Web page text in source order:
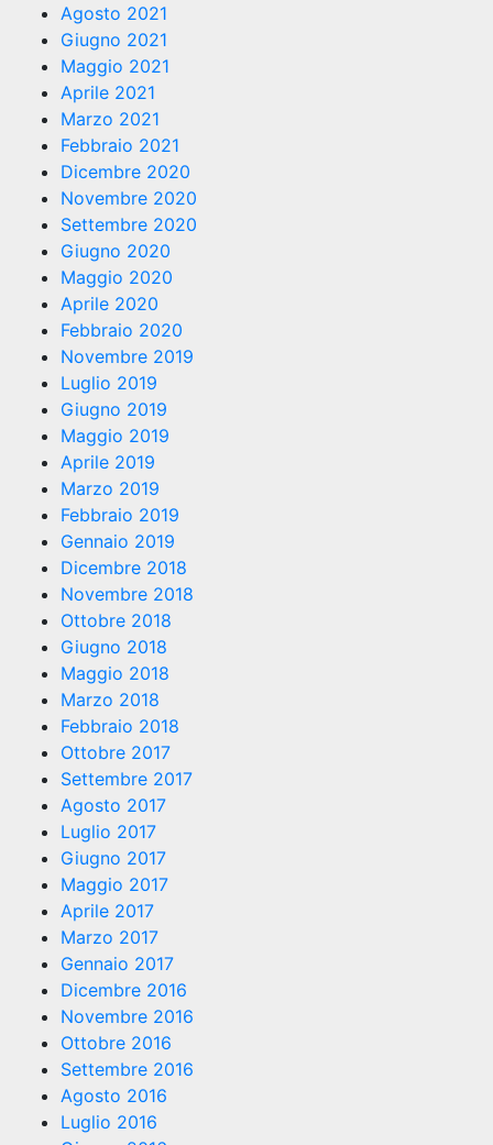
Agosto 2021
Giugno 2021
Maggio 2021
Aprile 2021
Marzo 2021
Febbraio 2021
Dicembre 2020
Novembre 2020
Settembre 2020
Giugno 2020
Maggio 2020
Aprile 2020
Febbraio 2020
Novembre 2019
Luglio 2019
Giugno 2019
Maggio 2019
Aprile 2019
Marzo 2019
Febbraio 2019
Gennaio 2019
Dicembre 2018
Novembre 2018
Ottobre 2018
Giugno 2018
Maggio 2018
Marzo 2018
Febbraio 2018
Ottobre 2017
Settembre 2017
Agosto 2017
Luglio 2017
Giugno 2017
Maggio 2017
Aprile 2017
Marzo 2017
Gennaio 2017
Dicembre 2016
Novembre 2016
Ottobre 2016
Settembre 2016
Agosto 2016
Luglio 2016